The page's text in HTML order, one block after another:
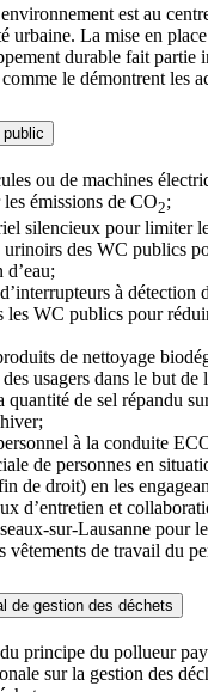
est au
urbaine. La mise en
durable fait partie
le démontrent les
ou de machines
émissions de CO2;
silencieux pour limiter
urinoirs des WC publics
à détection
les WC publics pour
de nettoyage
usagers dans le but
de sel répandu
à la conduite
de personnes en
de droit) en les
d’entretien et
sur-Lausanne pour
vêtements de travail du
de gestion des déchets
principe du pollueur
sur la gestion des